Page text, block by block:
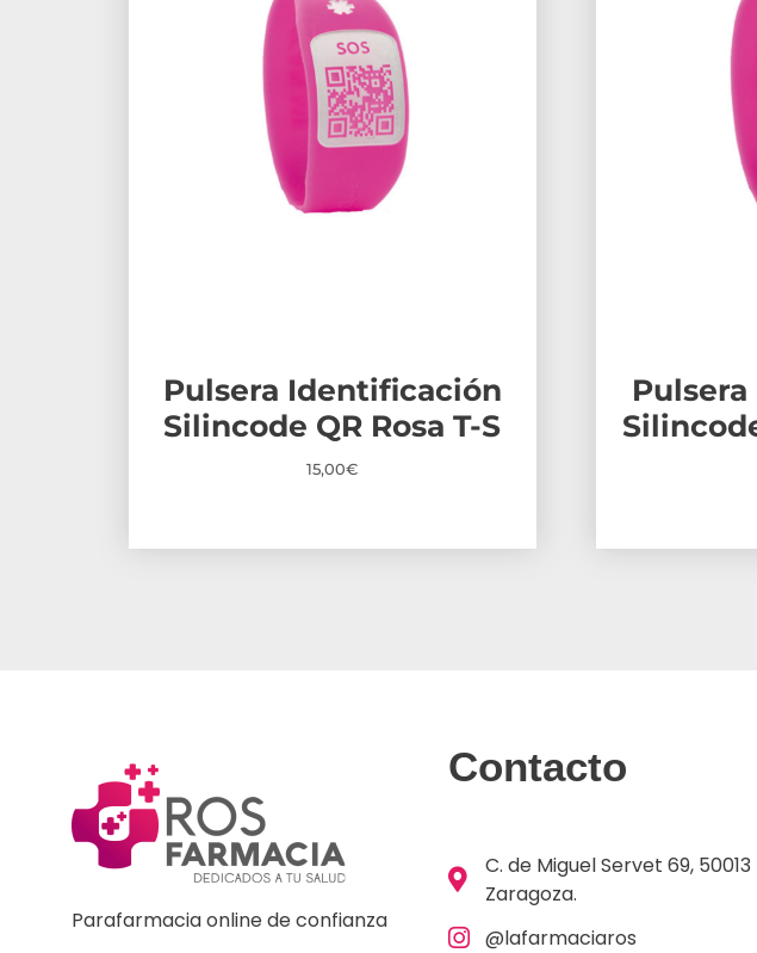
Pulsera Identificación
Silincode QR Rosa T-S
15,00€
Parafarmacia online de confianza
Contacto
C. de Miguel Servet 69, 50013
Zaragoza.
@lafarmaciaros